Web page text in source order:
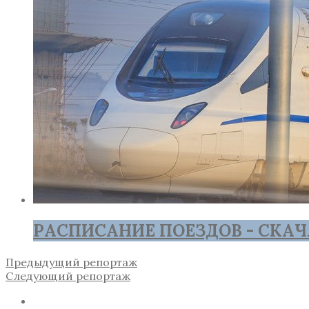
РАСПИСАНИЕ ПОЕЗДОВ -
Предыдущий репортаж
Следующий репортаж